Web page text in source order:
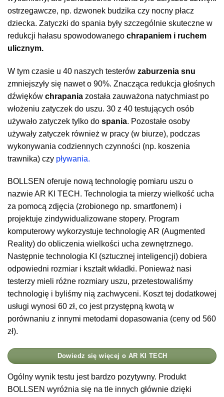
ostrzegawcze, np. dzwonek budzika czy nocny płacz
dziecka. Zatyczki do spania były szczególnie skuteczne w
redukcji hałasu spowodowanego chrapaniem i ruchem
ulicznym.
W tym czasie u 40 naszych testerów zaburzenia snu
zmniejszyły się nawet o 90%. Znacząca redukcja głośnych
dźwięków chrapania została zauważona natychmiast po
włożeniu zatyczek do uszu. 30 z 40 testujących osób
używało zatyczek tylko do spania. Pozostałe osoby
używały zatyczek również w pracy (w biurze), podczas
wykonywania codziennych czynności (np. koszenia
trawnika) czy pływania.
BOLLSEN oferuje nową technologię pomiaru uszu o
nazwie AR KI TECH. Technologia ta mierzy wielkość ucha
za pomocą zdjęcia (zrobionego np. smartfonem) i
projektuje zindywidualizowane stopery. Program
komputerowy wykorzystuje technologię AR (Augmented
Reality) do obliczenia wielkości ucha zewnętrznego.
Następnie technologia KI (sztucznej inteligencji) dobiera
odpowiedni rozmiar i kształt wkładki. Ponieważ nasi
testerzy mieli różne rozmiary uszu, przetestowaliśmy
technologię i byliśmy nią zachwyceni. Koszt tej dodatkowej
usługi wynosi 60 zł, co jest przystępną kwotą w
porównaniu z innymi metodami dopasowania (ceny od 560
zł).
Dowiedz się więcej o AR KI TECH
Ogólny wynik testu jest bardzo pozytywny. Produkt
BOLLSEN wyróżnia się na tle innych głównie dzięki